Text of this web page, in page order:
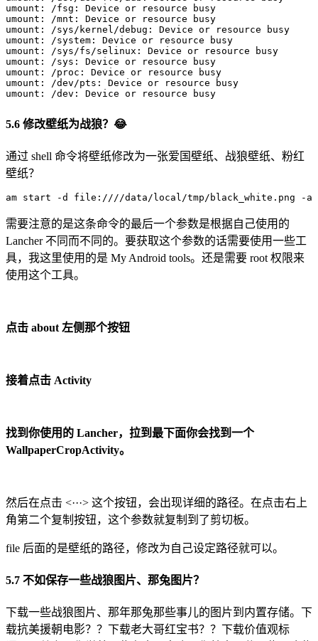
umount: /fsg: Device or resource busy
umount: /mnt: Device or resource busy
umount: /sys/kernel/debug: Device or resource busy
umount: /system: Device or resource busy
umount: /sys/fs/selinux: Device or resource busy
umount: /sys: Device or resource busy
umount: /proc: Device or resource busy
umount: /dev/pts: Device or resource busy
umount: /dev: Device or resource busy
5.6 修改壁纸为战狼？😂
通过 shell 命令将壁纸修改为一张爱国壁纸、战狼壁纸、粉红
壁纸？
am start -d file:////data/local/tmp/black_white.png -a
需要注意的是这条命令的最后一个参数是根据自己使用的
Lancher 不同而不同的。要获取这个参数的话需要使用一些工
具，我这里使用的是 My Android tools。还是需要 root 权限来
使用这个工具。
点击 about 左侧那个按钮
接着点击 Activity
找到你使用的 Lancher，拉到最下面你会找到一个
WallpaperCropActivity。
然后在点击 <···> 这个按钮，会出现详细的路径。在点击右上
角第二个复制按钮，这个参数就复制到了剪切板。
file 后面的是壁纸的路径，修改为自己设定路径就可以。
5.7 不如保存一些战狼图片、那兔图片？
下载一些战狼图片、那年那兔那些事儿的图片到内置存储。下
载抗美援朝电影？？下载老大哥红宝书？？下载价值观标